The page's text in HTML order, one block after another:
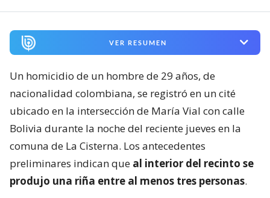
VER RESUMEN
Un homicidio de un hombre de 29 años, de
nacionalidad colombiana, se registró en un cité
ubicado en la intersección de María Vial con calle
Bolivia durante la noche del reciente jueves en la
comuna de La Cisterna. Los antecedentes
preliminares indican que al interior del recinto se
produjo una riña entre al menos tres personas.